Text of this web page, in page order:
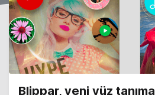
Blippar, yeni yüz